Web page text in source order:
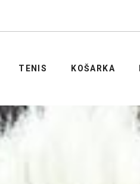
TENIS KOŠARKA